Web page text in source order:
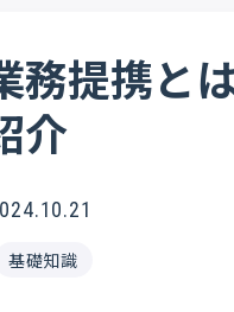
務提携と
介
基礎知識